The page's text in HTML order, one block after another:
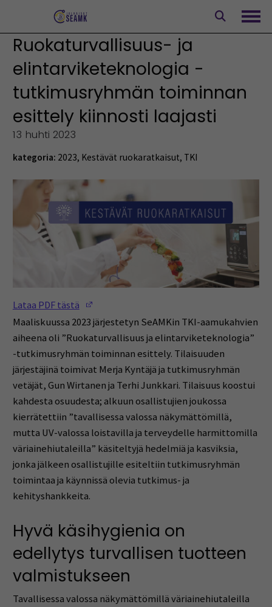
Ruokaturvallisuus- ja
elintarviketeknologia -
tutkimusryhmän toiminnan
esittely kiinnosti laajasti
13 huhti 2023
kategoria: 2023, Kestävät ruokaratkaisut, TKI
Lataa PDF tästä
Maaliskuussa 2023 järjestetyn SeAMKin TKI-aamukahvien
aiheena oli ”Ruokaturvallisuus ja elintarviketeknologia”
-tutkimusryhmän toiminnan esittely. Tilaisuuden
järjestäjinä toimivat Merja Kyntäjä ja tutkimusryhmän
vetäjät, Gun Wirtanen ja Terhi Junkkari. Tilaisuus koostui
kahdesta osuudesta; alkuun osallistujien joukossa
kierrätettiin ”tavallisessa valossa näkymättömillä,
mutta UV-valossa loistavilla ja terveydelle harmittomilla
väriainehiutaleilla” käsiteltyjä hedelmiä ja kasviksia,
jonka jälkeen osallistujille esiteltiin tutkimusryhmän
toimintaa ja käynnissä olevia tutkimus- ja
kehityshankkeita.
Hyvä käsihygienia on
edellytys turvallisen tuotteen
valmistukseen
Tavallisessa valossa näkymättömillä väriainehiutaleilla